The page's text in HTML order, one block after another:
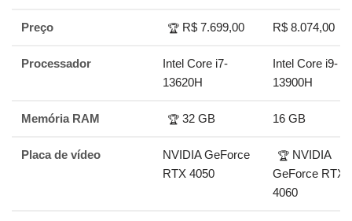
Preço 🏆 R$ 7.699,00 R$ 8.074,00
Processador
Intel Core i7-
13620H
Intel Core i9-
13900H
Memória RAM 🏆 32 GB 16 GB
Placa de vídeo
NVIDIA GeForce
RTX 4050
🏆 NVIDIA
GeForce RTX
4060